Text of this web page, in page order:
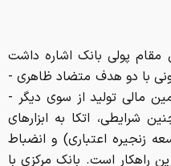
ابزارهای نوین، عملاً مسیر جایگزینی
مالی مبتنی بر انتقال
همچنین تاکید بر اصلاح
پرونده‌ها، نشان ‌دهنده
مبتنی بر ریسک و شفافیت